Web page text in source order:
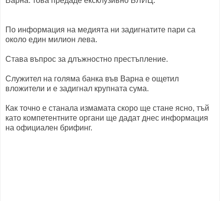
По информация на медията ни задигнатите пари са
около един милион лева.
Става въпрос за длъжностно престъпление.
Служител на голяма банка във Варна е ощетил
вложители и е задигнал крупната сума.
Как точно е станала измамата скоро ще стане ясно, тъй
като компетентните органи ще дадат днес информация
на официален брифинг.